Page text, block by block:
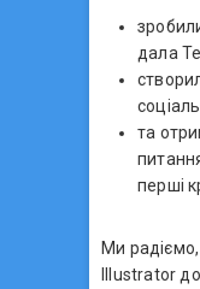
дала
та
перші
Ми
Illustrator